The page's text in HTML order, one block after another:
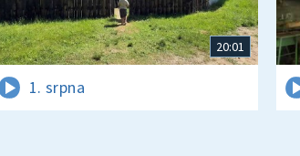
20:01
1. srpna